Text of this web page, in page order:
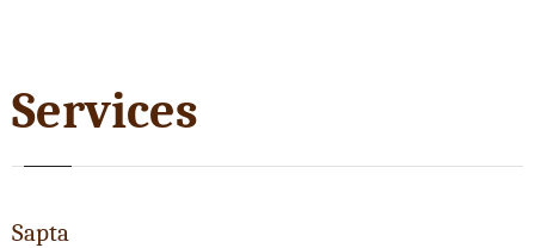
Services
Sapta